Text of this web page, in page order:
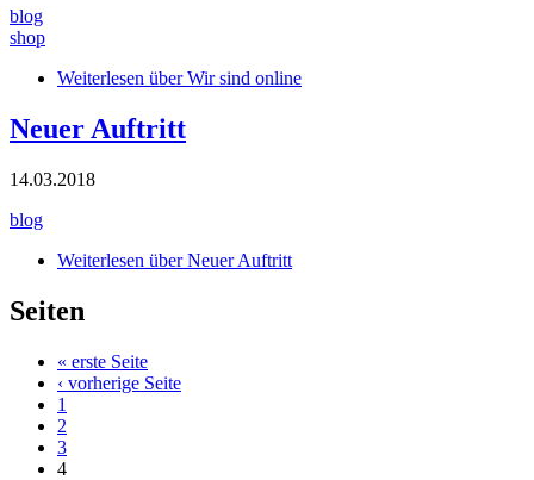
blog
shop
Weiterlesen über Wir sind online
Neuer Auftritt
14.03.2018
blog
Weiterlesen über Neuer Auftritt
Seiten
« erste Seite
‹ vorherige Seite
1
2
3
4